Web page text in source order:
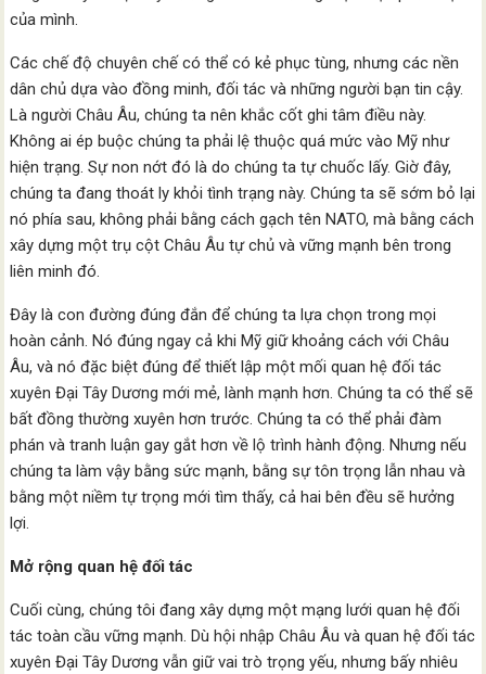
của mình.
Các chế độ chuyên chế có thể có kẻ phục tùng, nhưng các nền
dân chủ dựa vào đồng minh, đối tác và những người bạn tin cậy.
Là người Châu Âu, chúng ta nên khắc cốt ghi tâm điều này.
Không ai ép buộc chúng ta phải lệ thuộc quá mức vào Mỹ như
hiện trạng. Sự non nớt đó là do chúng ta tự chuốc lấy. Giờ đây,
chúng ta đang thoát ly khỏi tình trạng này. Chúng ta sẽ sớm bỏ lại
nó phía sau, không phải bằng cách gạch tên NATO, mà bằng cách
xây dựng một trụ cột Châu Âu tự chủ và vững mạnh bên trong
liên minh đó.
Đây là con đường đúng đắn để chúng ta lựa chọn trong mọi
hoàn cảnh. Nó đúng ngay cả khi Mỹ giữ khoảng cách với Châu
Âu, và nó đặc biệt đúng để thiết lập một mối quan hệ đối tác
xuyên Đại Tây Dương mới mẻ, lành mạnh hơn. Chúng ta có thể sẽ
bất đồng thường xuyên hơn trước. Chúng ta có thể phải đàm
phán và tranh luận gay gắt hơn về lộ trình hành động. Nhưng nếu
chúng ta làm vậy bằng sức mạnh, bằng sự tôn trọng lẫn nhau và
bằng một niềm tự trọng mới tìm thấy, cả hai bên đều sẽ hưởng
lợi.
Mở rộng quan hệ đối tác
Cuối cùng, chúng tôi đang xây dựng một mạng lưới quan hệ đối
tác toàn cầu vững mạnh. Dù hội nhập Châu Âu và quan hệ đối tác
xuyên Đại Tây Dương vẫn giữ vai trò trọng yếu, nhưng bấy nhiêu